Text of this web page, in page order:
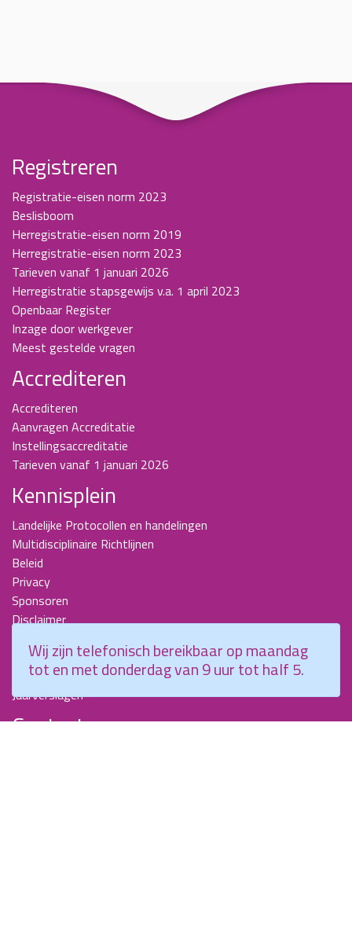
Registreren
Registratie-eisen norm 2023
Beslisboom
Herregistratie-eisen norm 2019
Herregistratie-eisen norm 2023
Tarieven vanaf 1 januari 2026
Herregistratie stapsgewijs v.a. 1 april 2023
Openbaar Register
Inzage door werkgever
Meest gestelde vragen
Accrediteren
Accrediteren
Aanvragen Accreditatie
Instellingsaccreditatie
Tarieven vanaf 1 januari 2026
Kennisplein
Landelijke Protocollen en handelingen
Multidisciplinaire Richtlijnen
Beleid
Privacy
Sponsoren
Disclaimer
Nieuwsbrieven
KCKZ-specials
Jaarverslagen
Contact
Wij zijn telefonisch bereikbaar op maandag
tot en met donderdag van 9 uur tot half 5.